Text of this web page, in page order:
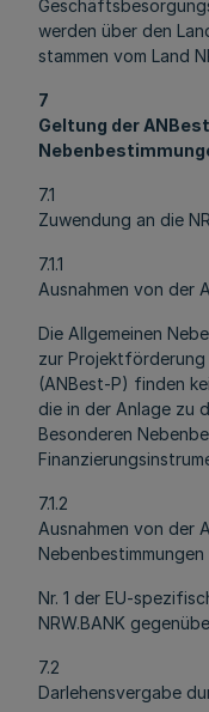
werden über den
stammen vom Land
7
Geltung der
7.1
Zuwendung an die
7.1.1
Ausnahmen von der
Die Allgemeinen
zur Projektförderung
(ANBest-P) finden
die in der Anlage zu
Besonderen
7.1.2
Ausnahmen von der
Nebenbestimmungen
Nr. 1 der EU-
NRW.BANK
7.2
Darlehensvergabe